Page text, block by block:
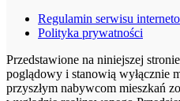
Regulamin serwisu
Polityka prywatności
Przedstawione na niniejszej
poglądowy i stanowią wyłącznie
przyszłym nabywcom mieszkań